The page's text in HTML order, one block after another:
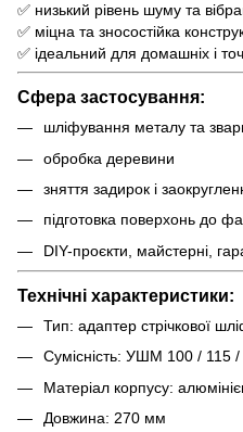
✅ низький рівень шуму та
✅ міцна та зносостійка
✅ ідеальний для домашніх і
Сфера застосування:
шліфування металу та
обробка деревини
зняття задирок і
підготовка поверхонь до
DIY-проєкти, майстерні,
Технічні характеристики:
Тип: адаптер стрічкової
Сумісність: УШМ 100 / 115
Матеріал корпусу:
Довжина: 270 мм